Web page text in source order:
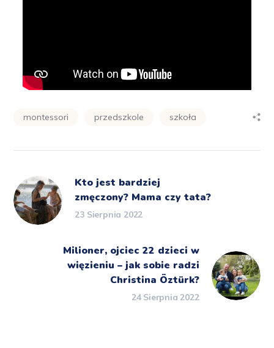
montessori przedszkole szkoła
Kto jest bardziej
zmęczony? Mama czy tata?
23 Sierpnia 2022
Milioner, ojciec 22 dzieci w
więzieniu – jak sobie radzi
Christina Öztürk?
24 Sierpnia 2022